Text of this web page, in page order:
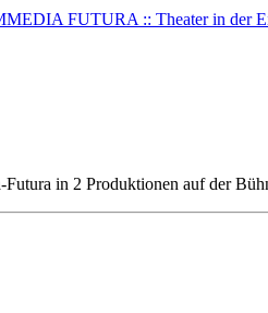
FUTURA :: Theater in der
in 2 Produktionen auf der